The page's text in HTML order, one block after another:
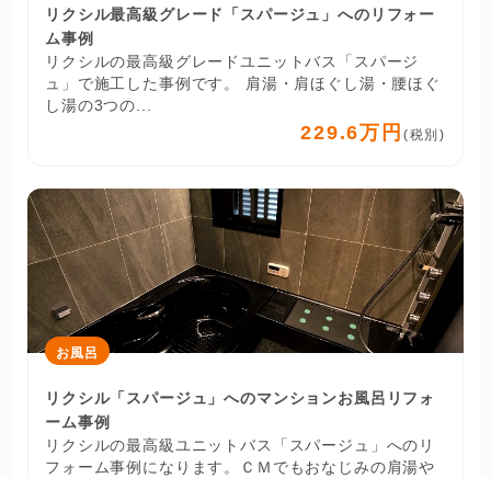
リクシル最高級グレード「スパージュ」へのリフォー
ム事例
リクシルの最高級グレードユニットバス「スパージ
ュ」で施工した事例です。 肩湯・肩ほぐし湯・腰ほぐ
し湯の3つの...
229.6万円 (税別)
お風呂
リクシル「スパージュ」へのマンションお風呂リフォ
ーム事例
リクシルの最高級ユニットバス「スパージュ」へのリ
フォーム事例になります。ＣＭでもおなじみの肩湯や